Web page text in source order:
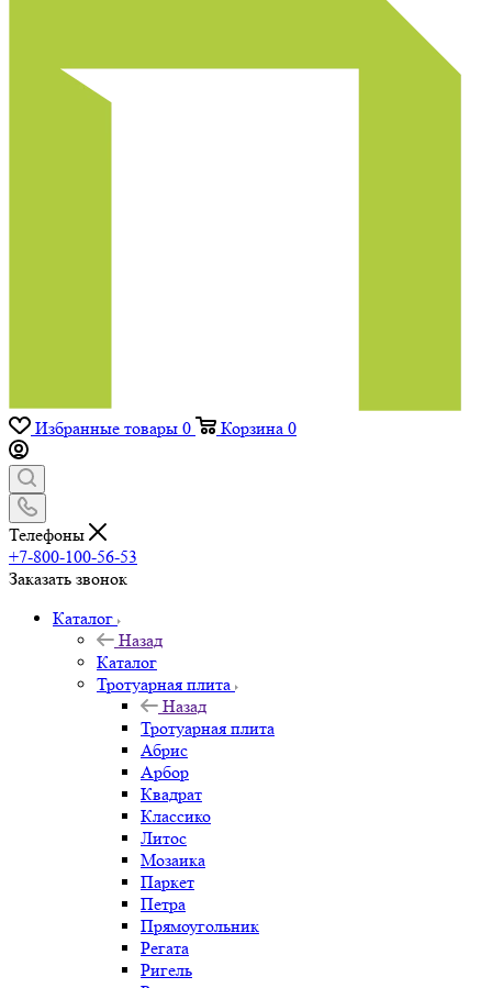
Избранные товары 0 Корзина 0
Телефоны
+7-800-100-56-53
Заказать звонок
Каталог
Назад
Каталог
Тротуарная плита
Назад
Тротуарная плита
Абрис
Арбор
Квадрат
Классико
Литос
Мозаика
Паркет
Петра
Прямоугольник
Регата
Ригель